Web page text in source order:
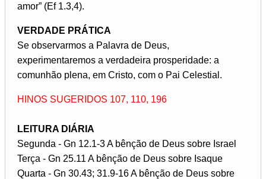
amor” (Ef 1.3,4).
VERDADE PRÁTICA
Se observarmos a Palavra de Deus,
experimentaremos a verdadeira prosperidade: a
comunhão plena, em Cristo, com o Pai Celestial.
HINOS SUGERIDOS 107, 110, 196
LEITURA DIÁRIA
Segunda - Gn 12.1-3 A bênção de Deus sobre Israel
Terça - Gn 25.11 A bênção de Deus sobre Isaque
Quarta - Gn 30.43; 31.9-16 A bênção de Deus sobre